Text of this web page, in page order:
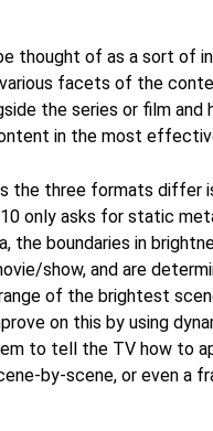
thought of as a sort of
facets of the
the series or film and
in the most
the three formats differ
only asks for static
the boundaries in
show, and are
of the brightest
on this by using
to tell the TV how to
by-scene, or even a